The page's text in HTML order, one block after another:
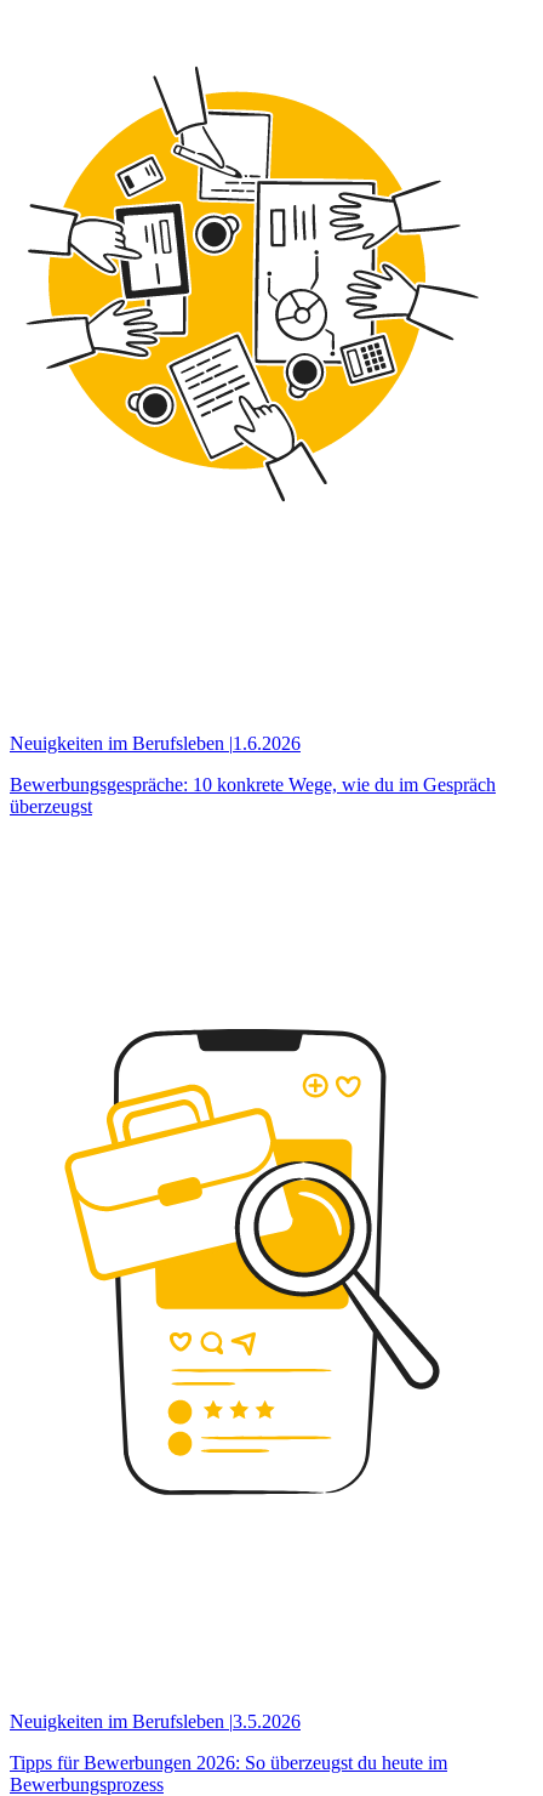
Neuigkeiten im Berufsleben |1.6.2026
Bewerbungsgespräche: 10 konkrete Wege, wie du im Gespräch
überzeugst
Neuigkeiten im Berufsleben |3.5.2026
Tipps für Bewerbungen 2026: So überzeugst du heute im
Bewerbungsprozess